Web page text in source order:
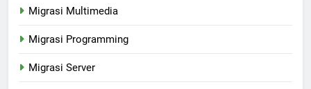
Migrasi Multimedia
Migrasi Programming
Migrasi Server